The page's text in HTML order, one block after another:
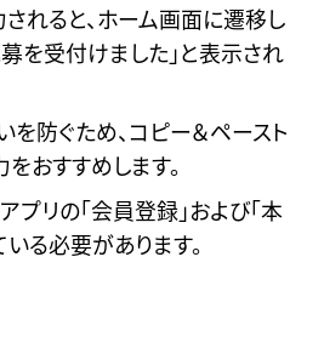
れると、ホーム画面に遷移し
を受付けました」と表示され
防ぐため、コピー＆ペースト
おすすめします。
リの「会員登録」および「本
る必要があります。